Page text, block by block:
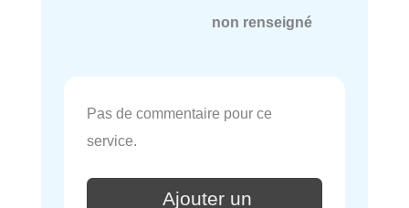
non renseigné
Pas de commentaire pour ce
service.
Ajouter un